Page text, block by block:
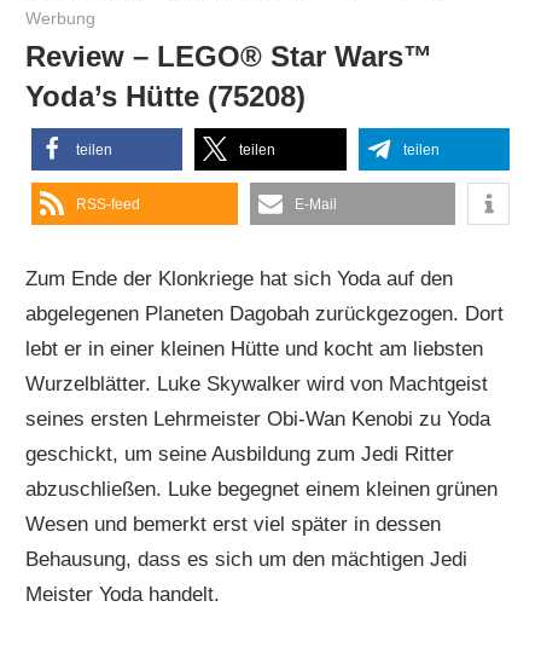
Werbung
Review – LEGO® Star Wars™
Yoda’s Hütte (75208)
teilen teilen teilen
RSS-feed E-Mail
Zum Ende der Klonkriege hat sich Yoda auf den
abgelegenen Planeten Dagobah zurückgezogen. Dort
lebt er in einer kleinen Hütte und kocht am liebsten
Wurzelblätter. Luke Skywalker wird von Machtgeist
seines ersten Lehrmeister Obi-Wan Kenobi zu Yoda
geschickt, um seine Ausbildung zum Jedi Ritter
abzuschließen. Luke begegnet einem kleinen grünen
Wesen und bemerkt erst viel später in dessen
Behausung, dass es sich um den mächtigen Jedi
Meister Yoda handelt.